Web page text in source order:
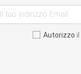
Autorizzo il